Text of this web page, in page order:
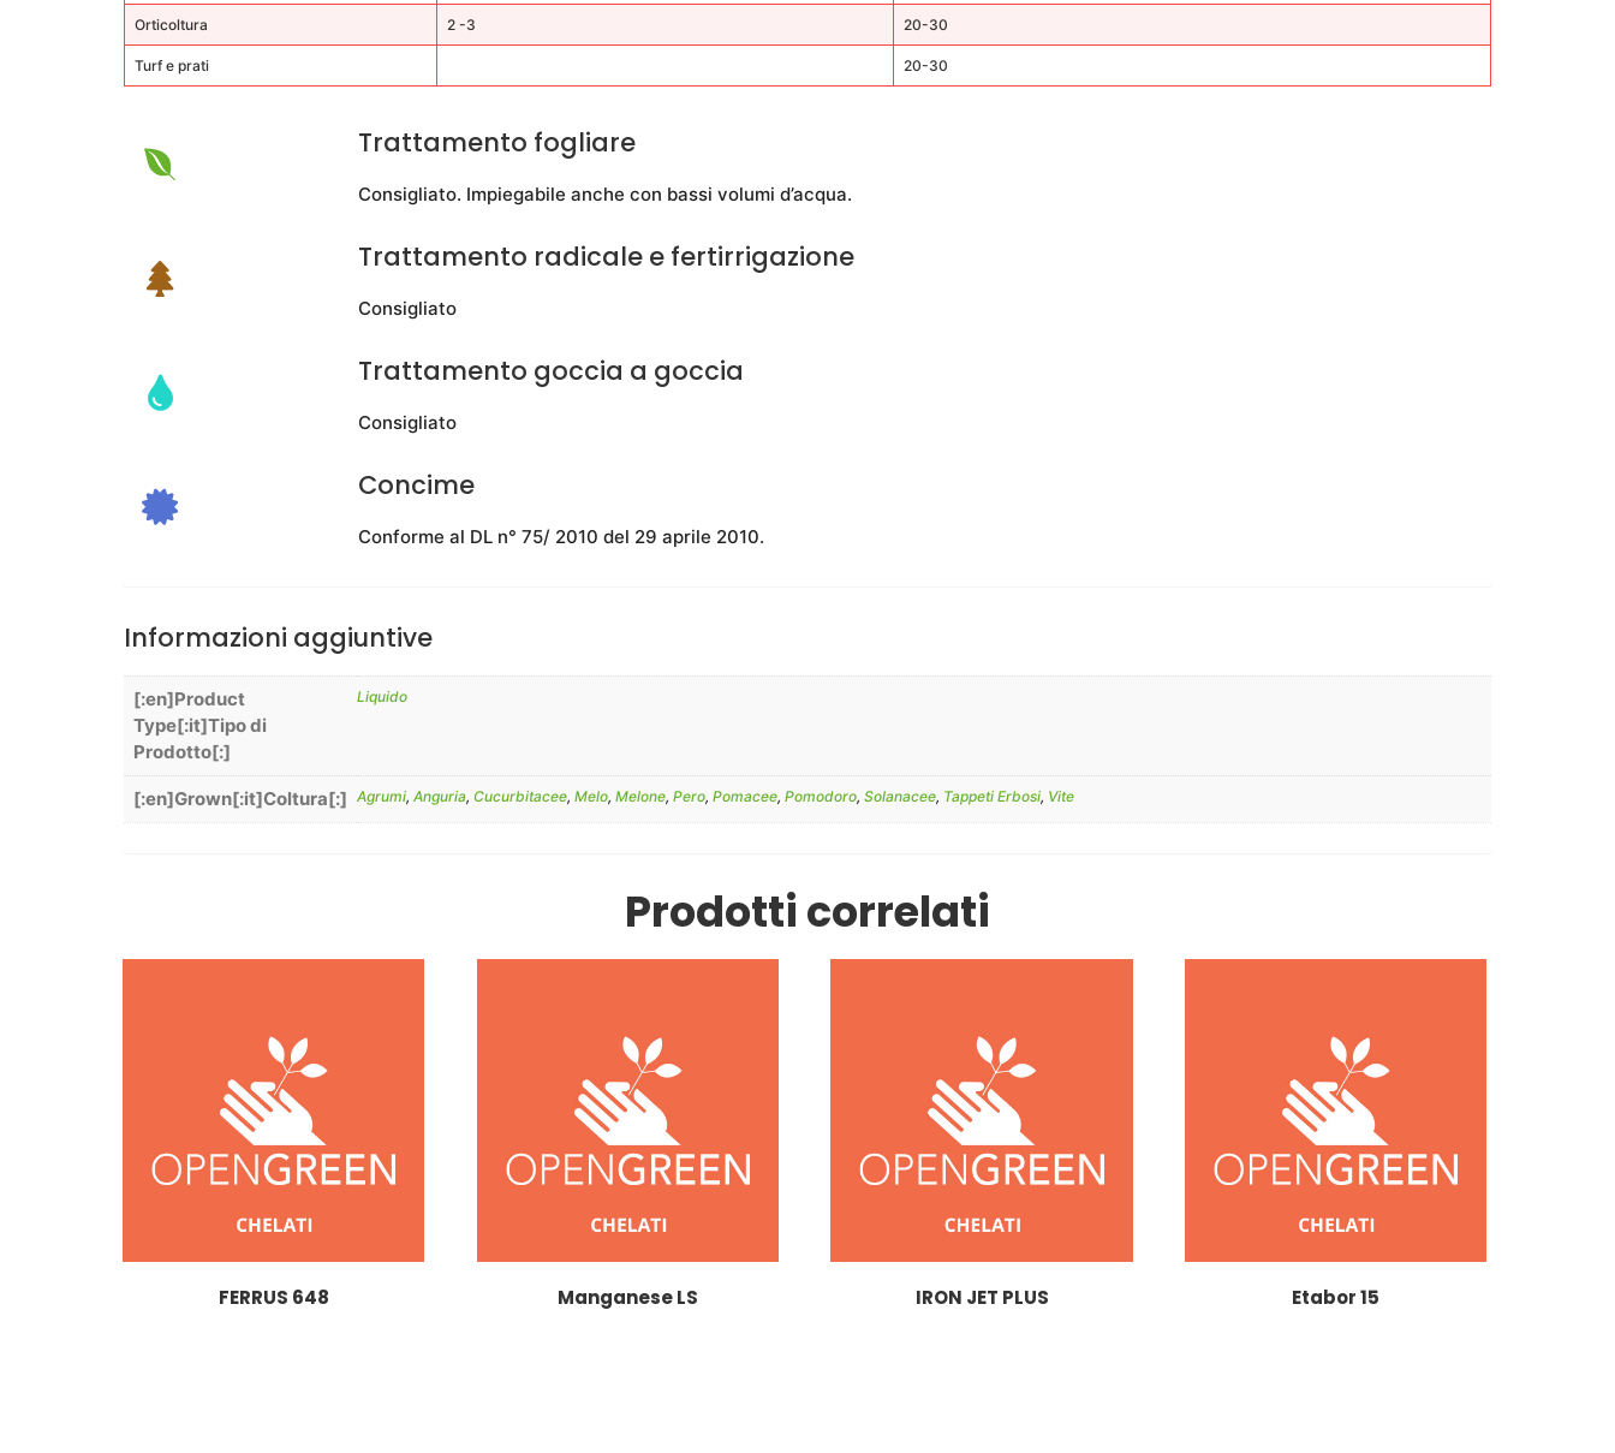
Orticoltura 2 -3 20-30
Turf e prati 20-30
Trattamento fogliare
Consigliato. Impiegabile anche con bassi volumi d’acqua.
Trattamento radicale e fertirrigazione
Consigliato
Trattamento goccia a goccia
Consigliato
Concime
Conforme al DL n° 75/ 2010 del 29 aprile 2010.
Informazioni aggiuntive
[:en]Product
Type[:it]Tipo di
Prodotto[:]
Liquido
[:en]Grown[:it]Coltura[:] Agrumi, Anguria, Cucurbitacee, Melo, Melone, Pero, Pomacee, Pomodoro, Solanacee, Tappeti Erbosi, Vite
Prodotti correlati
FERRUS 648 Manganese LS IRON JET PLUS Etabor 15